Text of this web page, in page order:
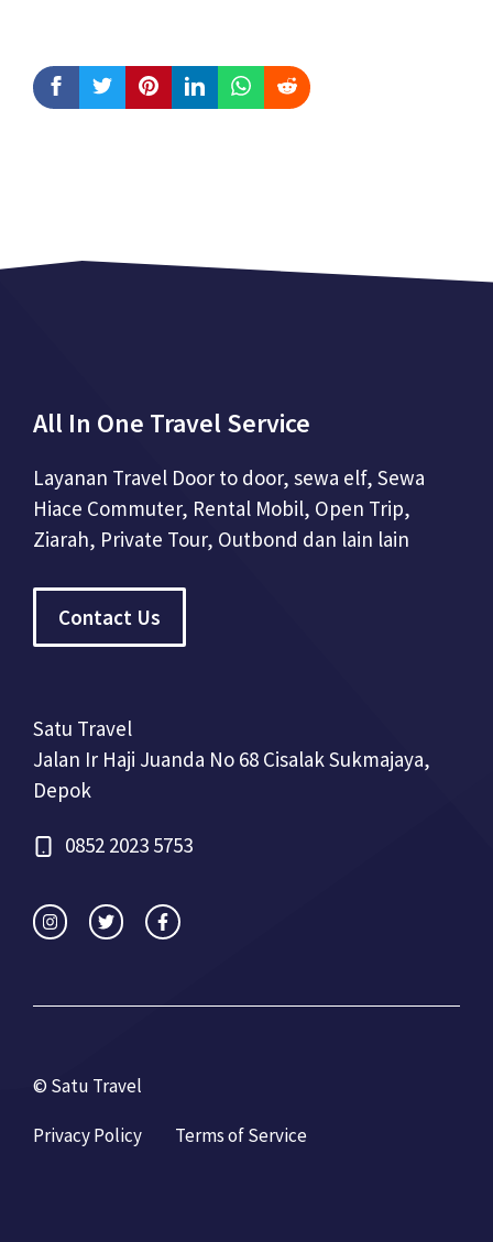
All In One Travel Service
Layanan Travel Door to door, sewa elf, Sewa
Hiace Commuter, Rental Mobil, Open Trip,
Ziarah, Private Tour, Outbond dan lain lain
Contact Us
Satu Travel
Jalan Ir Haji Juanda No 68 Cisalak Sukmajaya,
Depok
0852 2023 5753
© Satu Travel
Privacy Policy Terms of Service